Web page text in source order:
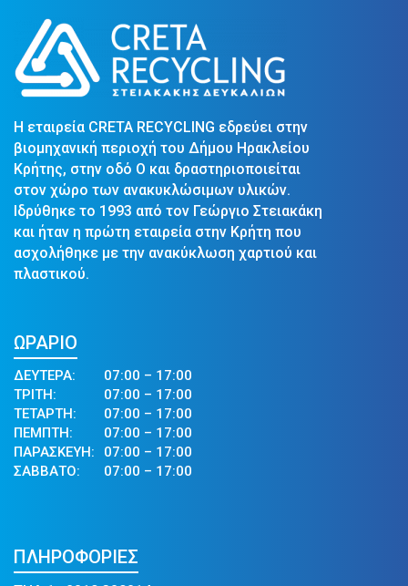
Η εταιρεία CRETA RECYCLING εδρεύει στην
βιομηχανική περιοχή του Δήμου Ηρακλείου
Κρήτης, στην οδό Ο και δραστηριοποιείται
στον χώρο των ανακυκλώσιμων υλικών.
Ιδρύθηκε το 1993 από τον Γεώργιο Στειακάκη
και ήταν η πρώτη εταιρεία στην Κρήτη που
ασχολήθηκε με την ανακύκλωση χαρτιού και
πλαστικού.
ΩΡΑΡΙΟ
ΔΕΥΤΕΡΑ:
ΤΡΙΤΗ:
ΤΕΤΑΡΤΗ:
ΠΕΜΠΤΗ:
ΠΑΡΑΣΚΕΥΗ:
ΣΑΒΒΑΤΟ:
07:00 – 17:00
07:00 – 17:00
07:00 – 17:00
07:00 – 17:00
07:00 – 17:00
07:00 – 17:00
ΠΛΗΡΟΦΟΡΙΕΣ